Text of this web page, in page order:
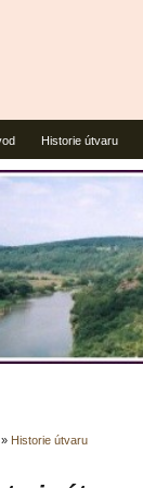
Historie útvaru
» Historie útvaru